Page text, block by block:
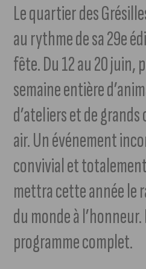
Le quartier des
au rythme de sa 29e
fête. Du 12 au 20 juin,
semaine entière
d’ateliers et de
air. Un événement
convivial et
mettra cette année le
du monde à
programme complet.